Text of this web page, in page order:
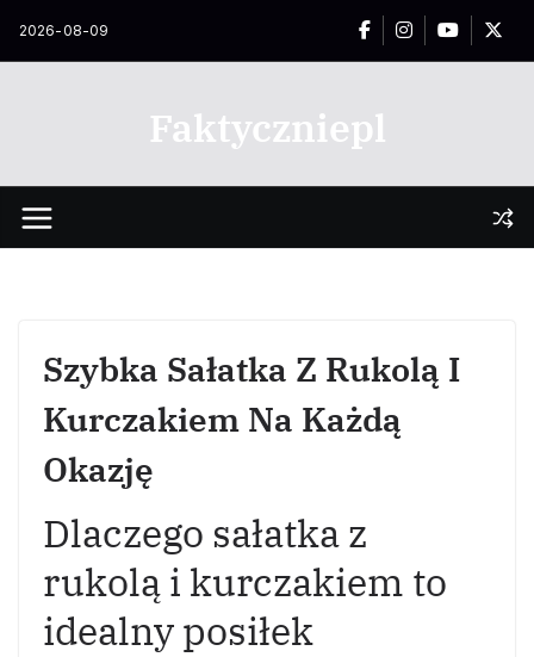
2026-08-09
Faktyczniepl
Szybka Sałatka Z Rukolą I
Kurczakiem Na Każdą
Okazję
Dlaczego sałatka z
rukolą i kurczakiem to
idealny posiłek